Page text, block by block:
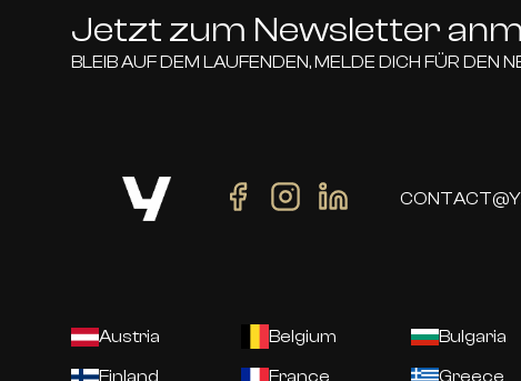
Jetzt zum Newsletter
BLEIB AUF DEM LAUFENDEN, MELDE DICH FÜR DEN
Austria Belgium Bulgaria
Finland France Greece